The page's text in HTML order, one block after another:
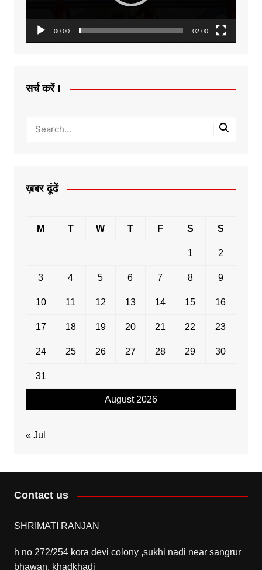
00:00 02:00
सर्च करें !
ख़बर ढूंढें
August 2026
M T W T F S S
1 2
3 4 5 6 7 8 9
10 11 12 13 14 15 16
17 18 19 20 21 22 23
24 25 26 27 28 29 30
31
« Jul
Contact us
SHRIMATI RANJAN
h no 272/254 kora devi colony ,sukhi nadi near sangrur
bhawan, khadkhadi